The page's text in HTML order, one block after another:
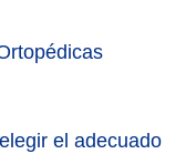
el adecuado